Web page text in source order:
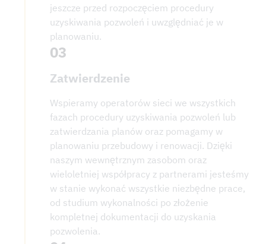
jeszcze przed rozpoczęciem procedury
uzyskiwania pozwoleń i uwzględniać je w
planowaniu.
03
Zatwierdzenie
Wspieramy operatorów sieci we wszystkich
fazach procedury uzyskiwania pozwoleń lub
zatwierdzania planów oraz pomagamy w
planowaniu przebudowy i renowacji. Dzięki
naszym wewnętrznym zasobom oraz
wieloletniej współpracy z partnerami jesteśmy
w stanie wykonać wszystkie niezbędne prace,
od studium wykonalności po złożenie
kompletnej dokumentacji do uzyskania
pozwolenia.